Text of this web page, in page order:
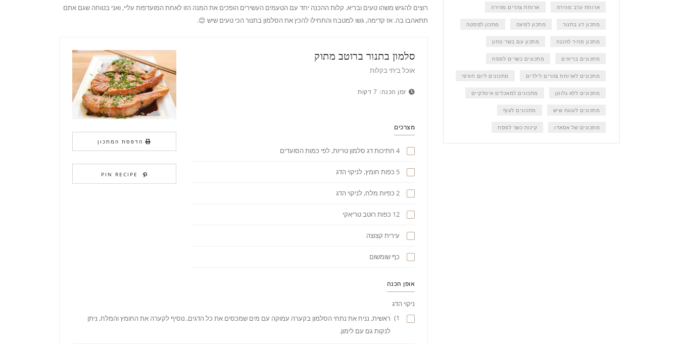
רוצים להגיש משהו טעים ובריא. קלות ההכנה יחד עם הטעמים העשירים הופכים את המנה הזו לאחת המועדפות עליי, ואני בטוחה שגם אתם
תתאהבו בה. אז קדימה, גשו למטבח והתחילו להכין את הסלמון בתנור הכי טעים שיש 😊.
הדפסת המתכון
PIN RECIPE
סלמון בתנור ברוטב מתוק
אוכל ביתי בקלות
זמן הכנה: 7 דקות
מצרכים
4 חתיכות דג סלמון טריות, לפי כמות הסועדים
5 כפות חומץ, לניקוי הדג
2 כפיות מלח, לניקוי הדג
12 כפות רוטב טריאקי
עירית קצוצה
כף שומשום
אופן הכנה
ניקוי הדג
1)
ראשית, נניח את נתחי הסלמון בקערה עמוקה עם מים שמכסים את כל הדגים, נוסיף לקערה את החומץ והמלח, ניתן
לנקות גם עם לימון.
ארוחת ערב מהירה ארוחת צהרים מהירה
מתכון דג בתנור מתכון לפיצה מתכון לפסטה
מתכון מהיר להכנה מתכון עם בשר טחון
מתכונים בריאים מתכונים כשרים לפסח
מתכונים לארוחת צהרים לילדים מתכונים ליום חורפי
מתכונים ללא גלוטן מתכונים למאכלים איטלקיים
מתכונים לעוגת שיש מתכונים לעוף
מתכונים של אסאדו קינוח כשר לפסח